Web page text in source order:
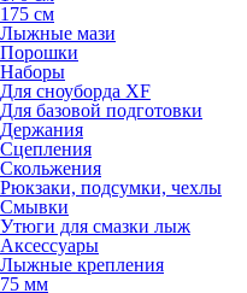
175 см
Лыжные мази
Порошки
Наборы
Для сноуборда XF
Для базовой подготовки
Держания
Сцепления
Скольжения
Рюкзаки, подсумки, чехлы
Смывки
Утюги для смазки лыж
Аксессуары
Лыжные крепления
75 мм